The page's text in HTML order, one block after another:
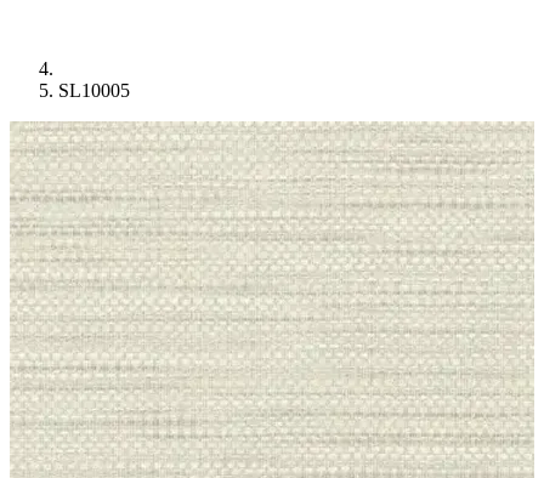
SL10005